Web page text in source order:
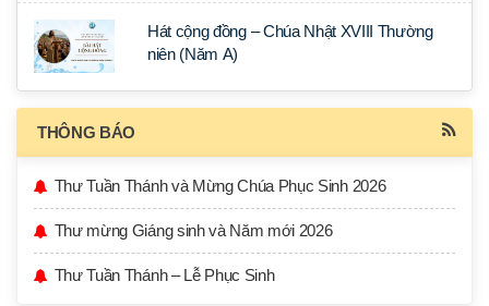
Hát cộng đồng – Chúa Nhật XVIII Thường
niên (Năm A)
THÔNG BÁO
Thư Tuần Thánh và Mừng Chúa Phục Sinh 2026
Thư mừng Giáng sinh và Năm mới 2026
Thư Tuần Thánh – Lễ Phục Sinh